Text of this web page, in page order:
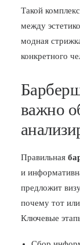
Такой
между
модная
конкретного
важно
Правильная
и
предложит
почему тот
Ключевые